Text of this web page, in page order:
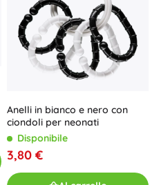
Anelli in bianco e nero con
ciondoli per neonati
Disponibile
3,80 €